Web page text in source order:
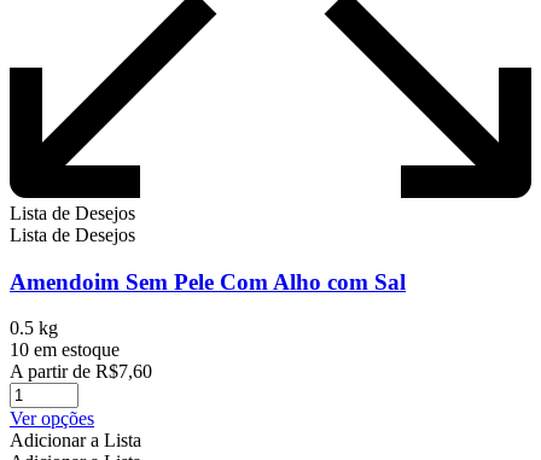
Lista de Desejos
Lista de Desejos
Amendoim Sem Pele Com Alho com Sal
0.5 kg
10 em estoque
A partir de R$7,60
Ver opçõesEste
produto
Adicionar a Lista